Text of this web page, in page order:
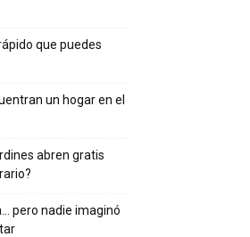
que puedes
un hogar en el
abren gratis
pero nadie imaginó